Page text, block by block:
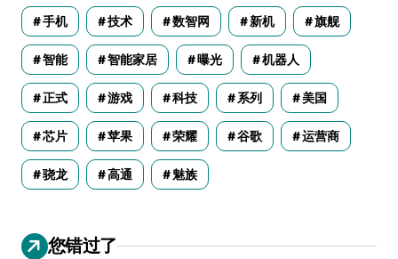
手机 技术 数智网 新机 旗舰
智能 智能家居 曝光 机器人
正式 游戏 科技 系列 美国
芯片 苹果 荣耀 谷歌 运营商
骁龙 高通 魅族
您错过了